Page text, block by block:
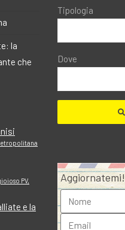
la
che
PV,
e la
Tipologia
Dove
Aggiornatemi!